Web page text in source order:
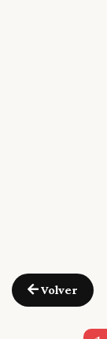
Volver